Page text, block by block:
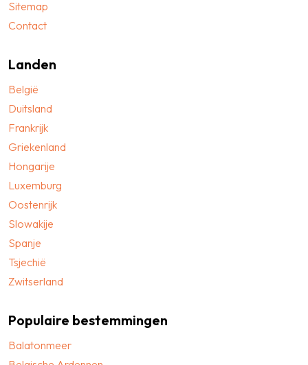
Sitemap
Contact
Landen
België
Duitsland
Frankrijk
Griekenland
Hongarije
Luxemburg
Oostenrijk
Slowakije
Spanje
Tsjechië
Zwitserland
Populaire bestemmingen
Balatonmeer